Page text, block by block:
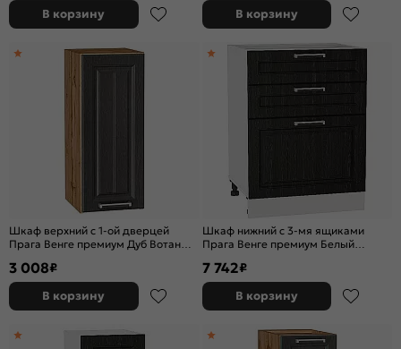
В корзину В корзину
Шкаф верхний с 1-ой дверцей
Прага Венге премиум Дуб Вотан
3 008₽
В корзину
Шкаф нижний с 3-мя ящиками
Прага Венге премиум Белый
7 742₽
В корзину